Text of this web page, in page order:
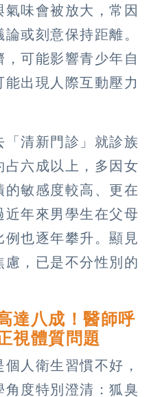
味會被放大，常因
或刻意保持距離。
可能影響青少年自
出現人際互動壓力
清新門診」就診族
占六成以上，多因女
敏感度較高、更在
年來男學生在父母
也逐年攀升。顯見
，已是不分性別的
達八成！醫師呼
視體質問題
人衛生習慣不好，
度特別澄清：狐臭